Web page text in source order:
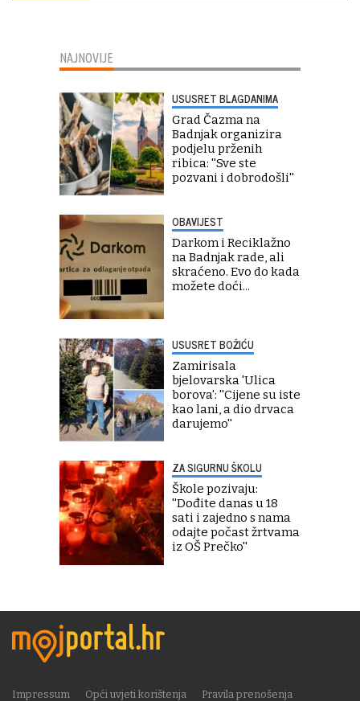
NAJNOVIJE
USUSRET BLAGDANIMA
Grad Čazma na
Badnjak organizira
podjelu prženih
ribica: ''Sve ste
pozvani i dobrodošli''
OBAVIJEST
Darkom i Reciklažno
na Badnjak rade, ali
skraćeno. Evo do kada
možete doći...
USUSRET BOŽIĆU
Zamirisala
bjelovarska 'Ulica
borova': ''Cijene su iste
kao lani, a dio drvaca
darujemo''
ZA SIGURNU ŠKOLU
Škole pozivaju:
''Dođite danas u 18
sati i zajedno s nama
odajte počast žrtvama
iz OŠ Prečko''
Impressum Opći uvjeti korištenja
Pravila prenošenja